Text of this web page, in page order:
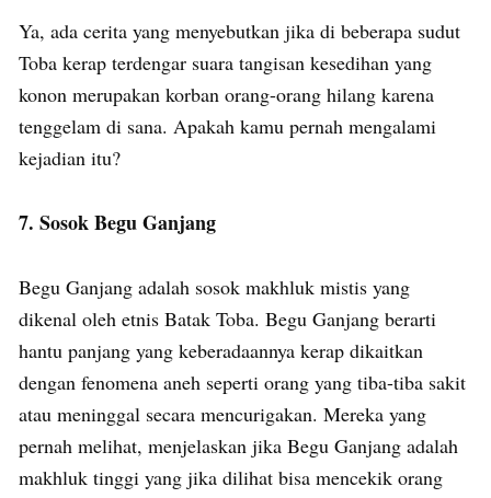
Ya, ada cerita yang menyebutkan jika di beberapa sudut
Toba kerap terdengar suara tangisan kesedihan yang
konon merupakan korban orang-orang hilang karena
tenggelam di sana. Apakah kamu pernah mengalami
kejadian itu?
7. Sosok Begu Ganjang
Begu Ganjang adalah sosok makhluk mistis yang
dikenal oleh etnis Batak Toba. Begu Ganjang berarti
hantu panjang yang keberadaannya kerap dikaitkan
dengan fenomena aneh seperti orang yang tiba-tiba sakit
atau meninggal secara mencurigakan. Mereka yang
pernah melihat, menjelaskan jika Begu Ganjang adalah
makhluk tinggi yang jika dilihat bisa mencekik orang